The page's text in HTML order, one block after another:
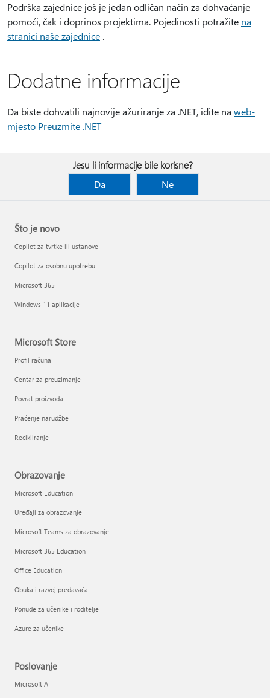
Podrška zajednice još je jedan odličan način za dohvaćanje
pomoći, čak i doprinos projektima. Pojedinosti potražite na
stranici naše zajednice .
Dodatne informacije
Da biste dohvatili najnovije ažuriranje za .NET, idite na web-
mjesto Preuzmite .NET
Jesu li informacije bile korisne?
Da
Ne
Što je novo
Copilot za tvrtke ili ustanove
Copilot za osobnu upotrebu
Microsoft 365
Windows 11 aplikacije
Microsoft Store
Profil računa
Centar za preuzimanje
Povrat proizvoda
Praćenje narudžbe
Recikliranje
Obrazovanje
Microsoft Education
Uređaji za obrazovanje
Microsoft Teams za obrazovanje
Microsoft 365 Education
Office Education
Obuka i razvoj predavača
Ponude za učenike i roditelje
Azure za učenike
Poslovanje
Microsoft AI